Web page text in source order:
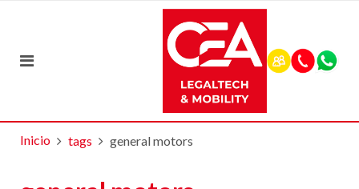
Inicio tags general motors